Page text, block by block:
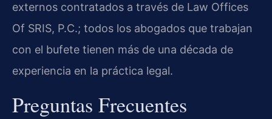
externos contratados a través de Law Offices
Of SRIS, P.C.; todos los abogados que trabajan
con el bufete tienen más de una década de
experiencia en la práctica legal.
Preguntas Frecuentes